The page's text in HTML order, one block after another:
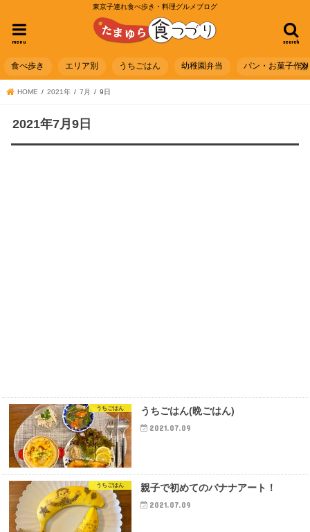
東京子連れ食べ歩き・料理グルメブログ
search
menu
食べ歩き エリア別 うちごはん 幼稚園弁当 パン・お菓子作り
HOME 2021年 7月 9日
2021年7月9日
うちごはん うちごはん(晩ごはん)
2021.07.09
うちごはん 親子で初めてのバナナアート！
2021.07.09